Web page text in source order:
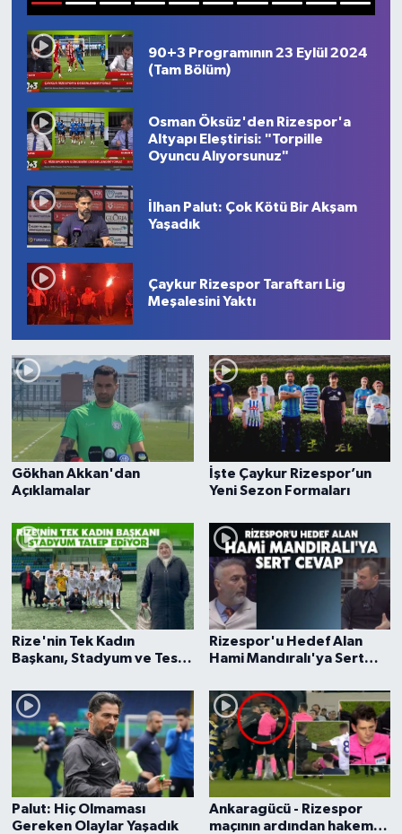
90+3 Programının 23 Eylül 2024
(Tam Bölüm)
Osman Öksüz'den Rizespor'a
Altyapı Eleştirisi: "Torpille
Oyuncu Alıyorsunuz"
İlhan Palut: Çok Kötü Bir Akşam
Yaşadık
Çaykur Rizespor Taraftarı Lig
Meşalesini Yaktı
Gökhan Akkan'dan
Açıklamalar
İşte Çaykur Rizespor’un
Yeni Sezon Formaları
Rize'nin Tek Kadın
Başkanı, Stadyum ve Tesis
Rizespor'u Hedef Alan
Hami Mandıralı'ya Sert
Palut: Hiç Olmaması
Gereken Olaylar Yaşadık
Ankaragücü - Rizespor
maçının ardından hakeme